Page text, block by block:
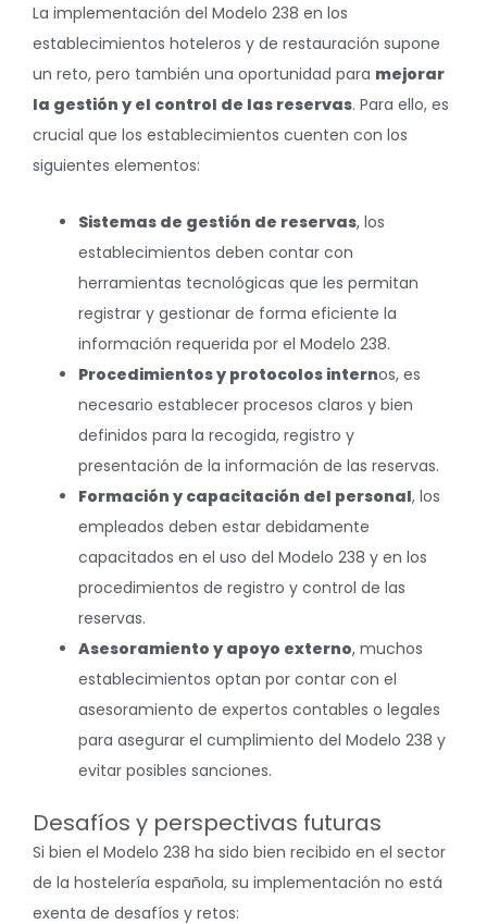
La implementación del Modelo 238 en los
establecimientos hoteleros y de restauración supone
un reto, pero también una oportunidad para mejorar
la gestión y el control de las reservas. Para ello, es
crucial que los establecimientos cuenten con los
siguientes elementos:
Sistemas de gestión de reservas, los
establecimientos deben contar con
herramientas tecnológicas que les permitan
registrar y gestionar de forma eficiente la
información requerida por el Modelo 238.
Procedimientos y protocolos internos, es
necesario establecer procesos claros y bien
definidos para la recogida, registro y
presentación de la información de las reservas.
Formación y capacitación del personal, los
empleados deben estar debidamente
capacitados en el uso del Modelo 238 y en los
procedimientos de registro y control de las
reservas.
Asesoramiento y apoyo externo, muchos
establecimientos optan por contar con el
asesoramiento de expertos contables o legales
para asegurar el cumplimiento del Modelo 238 y
evitar posibles sanciones.
Desafíos y perspectivas futuras
Si bien el Modelo 238 ha sido bien recibido en el sector
de la hostelería española, su implementación no está
exenta de desafíos y retos: